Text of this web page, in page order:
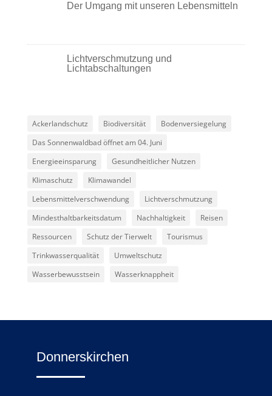
Der Umgang mit unseren Lebensmitteln
Lichtverschmutzung und
Lichtabschaltungen
Ackerlandschutz Biodiversität
Bodenversiegelung
Das Sonnenwaldbad öffnet am 04. Juni
Energieeinsparung
Gesundheitlicher Nutzen
Klimaschutz
Klimawandel
Lebensmittelverschwendung
Lichtverschmutzung
Mindesthaltbarkeitsdatum
Nachhaltigkeit
Reisen
Ressourcen
Schutz der Tierwelt
Tourismus
Trinkwasserqualität
Umweltschutz
Wasserbewusstsein
Wasserknappheit
Donnerskirchen